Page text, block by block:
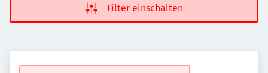
Filter einschalten